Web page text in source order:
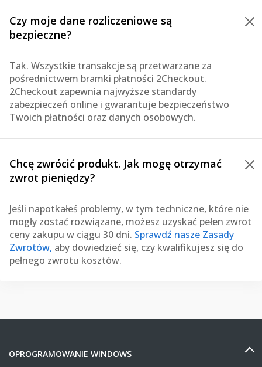
Czy moje dane rozliczeniowe są
bezpieczne?
Tak. Wszystkie transakcje są przetwarzane za
pośrednictwem bramki płatności 2Checkout.
2Checkout zapewnia najwyższe standardy
zabezpieczeń online i gwarantuje bezpieczeństwo
Twoich płatności oraz danych osobowych.
Chcę zwrócić produkt. Jak mogę otrzymać
zwrot pieniędzy?
Jeśli napotkałeś problemy, w tym techniczne, które nie
mogły zostać rozwiązane, możesz uzyskać pełen zwrot
ceny zakupu w ciągu 30 dni. Sprawdź nasze Zasady
Zwrotów, aby dowiedzieć się, czy kwalifikujesz się do
pełnego zwrotu kosztów.
OPROGRAMOWANIE WINDOWS